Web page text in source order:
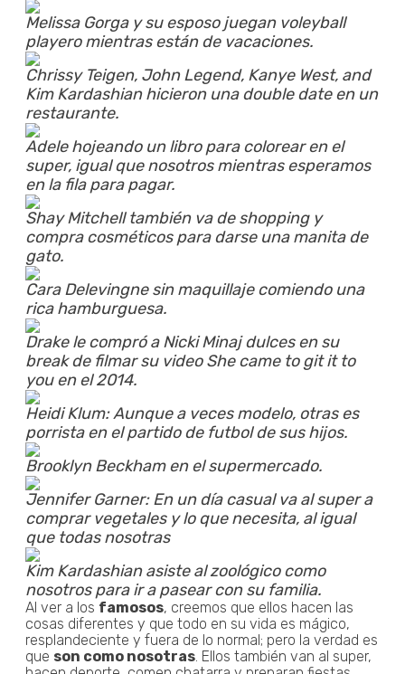
Melissa Gorga y su esposo juegan voleyball
playero mientras están de vacaciones.
Chrissy Teigen, John Legend, Kanye West, and
Kim Kardashian hicieron una double date en un
restaurante.
Adele hojeando un libro para colorear en el
super, igual que nosotros mientras esperamos
en la fila para pagar.
Shay Mitchell también va de shopping y
compra cosméticos para darse una manita de
gato.
Cara Delevingne sin maquillaje comiendo una
rica hamburguesa.
Drake le compró a Nicki Minaj dulces en su
break de filmar su video She came to git it to
you en el 2014.
Heidi Klum: Aunque a veces modelo, otras es
porrista en el partido de futbol de sus hijos.
Brooklyn Beckham en el supermercado.
Jennifer Garner: En un día casual va al super a
comprar vegetales y lo que necesita, al igual
que todas nosotras
Kim Kardashian asiste al zoológico como
nosotros para ir a pasear con su familia.
Al ver a los famosos, creemos que ellos hacen las
cosas diferentes y que todo en su vida es mágico,
resplandeciente y fuera de lo normal; pero la verdad es
que son como nosotras . Ellos también van al super,